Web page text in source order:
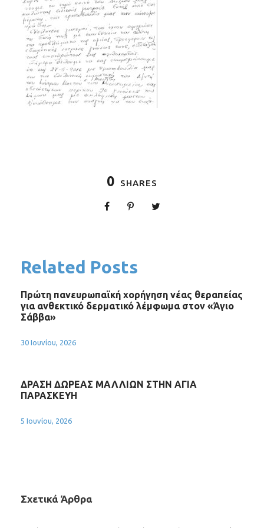
0 SHARES
Related Posts
Πρώτη πανευρωπαϊκή χορήγηση νέας θεραπείας
για ανθεκτικό δερματικό λέμφωμα στον «Άγιο
Σάββα»
30 Ιουνίου, 2026
ΔΡΑΣΗ ΔΩΡΕΑΣ ΜΑΛΛΙΩΝ ΣΤΗΝ ΑΓΙΑ
ΠΑΡΑΣΚΕΥΗ
5 Ιουνίου, 2026
Σχετικά Άρθρα